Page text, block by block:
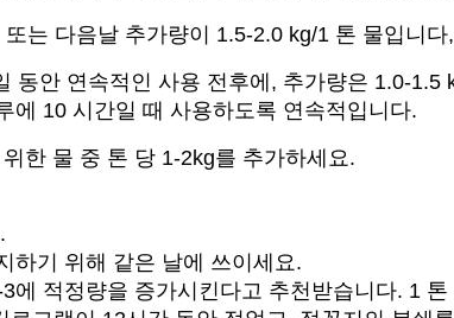
는 다음날 추가량이 1.5-2.0 kg/1 톤 물입니다,
안 연속적인 사용 전후에, 추가량은 1.0-1.5
에 10 시간일 때 사용하도록 연속적입니다.
한 물 중 톤 당 1-2kg를 추가하세요.
하기 위해 같은 날에 쓰이세요.
적정량을 증가시킨다고 추천받습니다. 1